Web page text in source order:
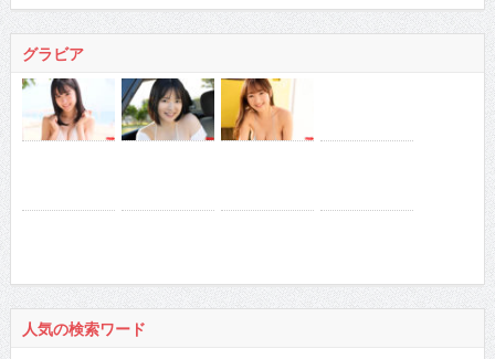
グラビア
人気の検索ワード